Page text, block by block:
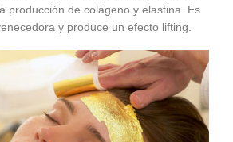
producción de colágeno y elastina. Es
y produce un efecto lifting.